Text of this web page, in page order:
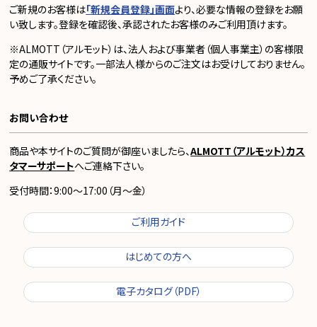
ご新規のお客様は「新規会員登録」画面より、必要な情報の登録をお願
い致します。登録を確認後、承認されたお客様のみご利用頂けます。
※ALMOTT（アルモット）は、法人および事業者（個人事業主）の客様限
定の通販サイトです。一部法人様からのご注文はお受けしておりません。
予めご了承ください。
お問い合わせ
商品や本サイトのご質問が御座いましたら、ALMOTT（アルモット）カス
タマーサポートへご連絡下さい。
受付時間：9:00～17:00（月～金）
ご利用ガイド
はじめての方へ
電子カタログ（PDF）